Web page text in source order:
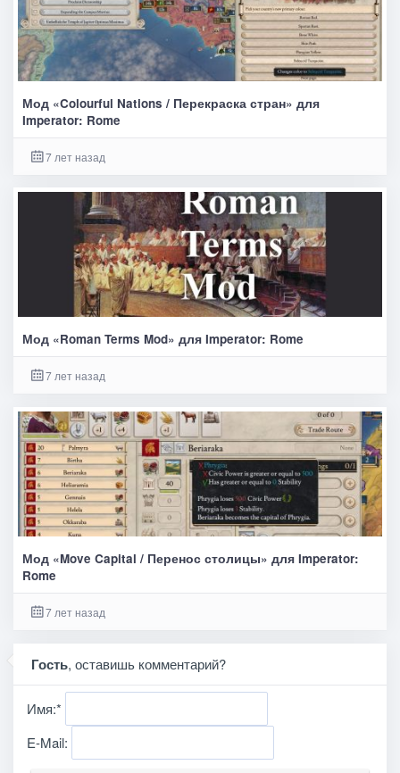
Мод «Colourful Nations / Перекраска стран» для
Imperator: Rome
7 лет назад
Мод «Roman Terms Mod» для Imperator: Rome
7 лет назад
Мод «Move Capital / Перенос столицы» для Imperator:
Rome
7 лет назад
Гость, оставишь комментарий?
Имя:*
E-Mail: